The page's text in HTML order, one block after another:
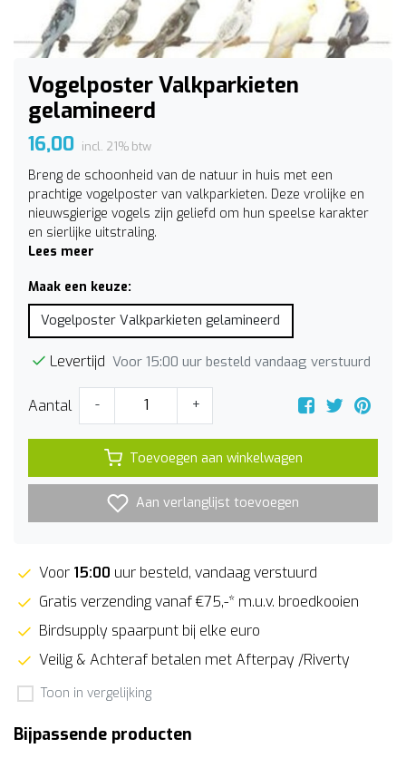
Vogelposter Valkparkieten
gelamineerd
16,00 incl. 21% btw
Breng de schoonheid van de natuur in huis met een
prachtige vogelposter van valkparkieten. Deze vrolijke en
nieuwsgierige vogels zijn geliefd om hun speelse karakter
en sierlijke uitstraling.
Lees meer
Maak een keuze:
Vogelposter Valkparkieten gelamineerd
Levertijd Voor 15:00 uur besteld vandaag verstuurd
Aantal - +
Toevoegen aan winkelwagen
Aan verlanglijst toevoegen
Voor 15:00 uur besteld, vandaag verstuurd
Gratis verzending vanaf €75,-* m.u.v. broedkooien
Birdsupply spaarpunt bij elke euro
Veilig & Achteraf betalen met Afterpay /Riverty
Toon in vergelijking
Bijpassende producten